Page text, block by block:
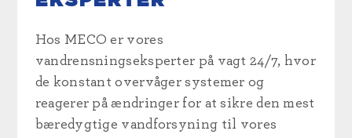
Hos MECO er vores
vandrensningseksperter på vagt 24/7, hvor
de konstant overvåger systemer og
reagerer på ændringer for at sikre den mest
bæredygtige vandforsyning til vores